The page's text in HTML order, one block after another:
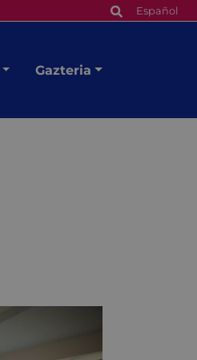
Español
Gazteria